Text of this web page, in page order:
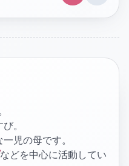
。
児の母です。
などを中心に活動してい